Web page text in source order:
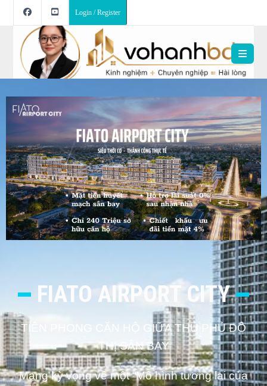
Login / Register
FIATO AIRPORT CITY
TIÊN PHONG CĂN HỘ GIỮA THỦ PHỦ ĐÔ
THỊ SÂN BAY
Mang kỳ vọng về một “Mô hình tương lai của